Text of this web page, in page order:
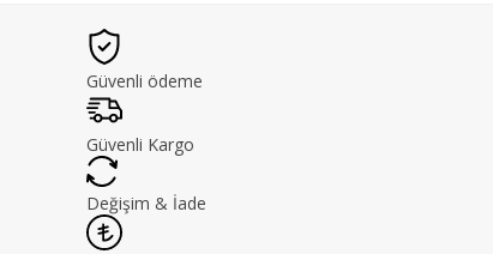
Güvenli ödeme
Güvenli Kargo
Değişim & İade